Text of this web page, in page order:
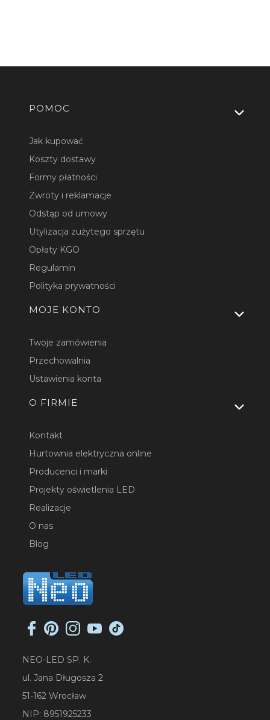
Linki w stopce
POMOC
Jak kupować
Koszty dostawy
Formy płatności
Zwroty i reklamacje
Odstąp od umowy
Utylizacja zużytego sprzętu
Opłaty KGO
Regulamin
Polityka prywatności
MOJE KONTO
Twoje zamówienia
Przechowalnia
Ustawienia konta
O FIRMIE
Kontakt
Hurtownia elektryczna online
Producenci i marki
Projekty oświetlenia LED
Realizacje
O nas
Blog
NEO-LED SP. K.
ul. Jana Długosza 2
51-162 Wrocław
NIP: 8951925233